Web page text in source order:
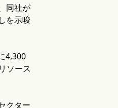
同社が
を示唆
4,300
ソース
クター